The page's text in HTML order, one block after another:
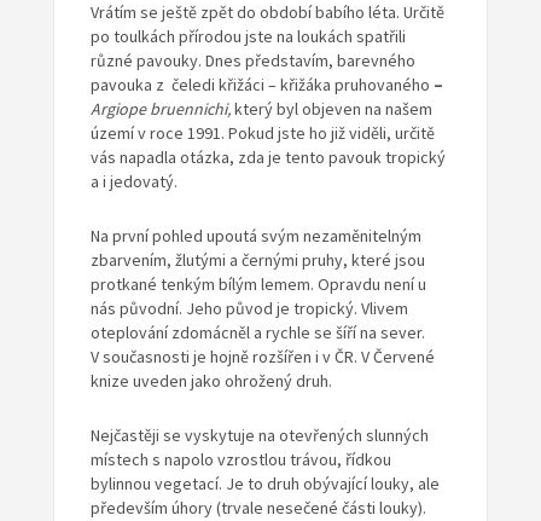
Vrátím se ještě zpět do období babího léta. Určitě
po toulkách přírodou jste na loukách spatřili
různé pavouky. Dnes představím, barevného
pavouka z čeledi křižáci – křižáka pruhovaného –
Argiope bruennichi,který byl objeven na našem
území v roce 1991. Pokud jste ho již viděli, určitě
vás napadla otázka, zda je tento pavouk tropický
a i jedovatý.
Na první pohled upoutá svým nezaměnitelným
zbarvením, žlutými a černými pruhy, které jsou
protkané tenkým bílým lemem. Opravdu není u
nás původní. Jeho původ je tropický. Vlivem
oteplování zdomácněl a rychle se šíří na sever.
V současnosti je hojně rozšířen i v ČR. V Červené
knize uveden jako ohrožený druh.
Nejčastěji se vyskytuje na otevřených slunných
místech s napolo vzrostlou trávou, řídkou
bylinnou vegetací. Je to druh obývající louky, ale
především úhory (trvale nesečené části louky).